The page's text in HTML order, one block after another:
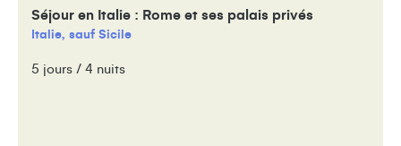
Séjour en Italie : Rome et ses palais privés
Italie, sauf Sicile
5 jours / 4 nuits